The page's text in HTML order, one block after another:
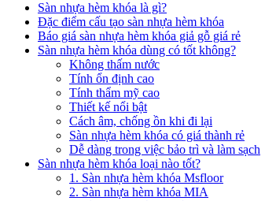
Sàn nhựa hèm khóa là gì?
Đặc điểm cấu tạo sàn nhựa hèm khóa
Báo giá sàn nhựa hèm khóa giả gỗ giá rẻ
Sàn nhựa hèm khóa dùng có tốt không?
Không thấm nước
Tính ổn định cao
Tính thẩm mỹ cao
Thiết kế nổi bật
Cách âm, chống ồn khi đi lại
Sàn nhựa hèm khóa có giá thành rẻ
Dễ dàng trong việc bảo trì và làm sạch
Sàn nhựa hèm khóa loại nào tốt?
1. Sàn nhựa hèm khóa Msfloor
2. Sàn nhựa hèm khóa MIA